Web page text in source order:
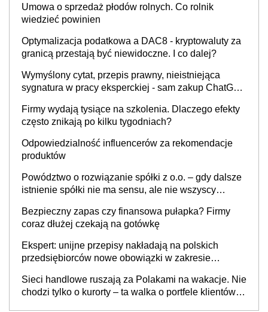
Umowa o sprzedaż płodów rolnych. Co rolnik
wiedzieć powinien
Optymalizacja podatkowa a DAC8 - kryptowaluty za
granicą przestają być niewidoczne. I co dalej?
Wymyślony cytat, przepis prawny, nieistniejąca
sygnatura w pracy eksperckiej - sam zakup ChatGPT
Firmy wydają tysiące na szkolenia. Dlaczego efekty
często znikają po kilku tygodniach?
Odpowiedzialność influencerów za rekomendacje
produktów
Powództwo o rozwiązanie spółki z o.o. – gdy dalsze
istnienie spółki nie ma sensu, ale nie wszyscy
Bezpieczny zapas czy finansowa pułapka? Firmy
coraz dłużej czekają na gotówkę
Ekspert: unijne przepisy nakładają na polskich
przedsiębiorców nowe obowiązki w zakresie
Sieci handlowe ruszają za Polakami na wakacje. Nie
chodzi tylko o kurorty – ta walka o portfele klientów